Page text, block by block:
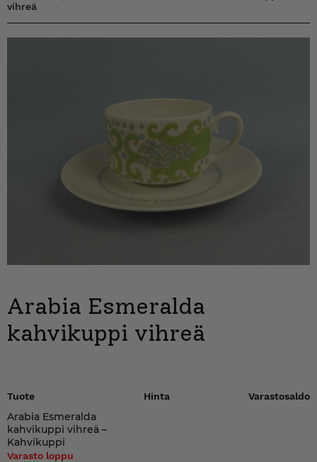
vihreä
Arabia Esmeralda
kahvikuppi vihreä
Tuote Hinta Varastosaldo
Arabia Esmeralda
kahvikuppi vihreä –
Kahvikuppi
Varasto loppu